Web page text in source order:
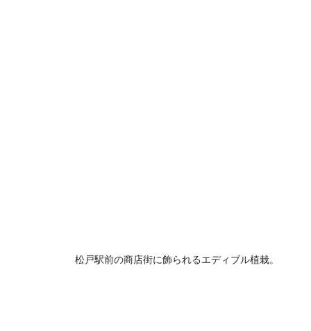
松戸駅前の商店街に飾られるエディブル植栽。